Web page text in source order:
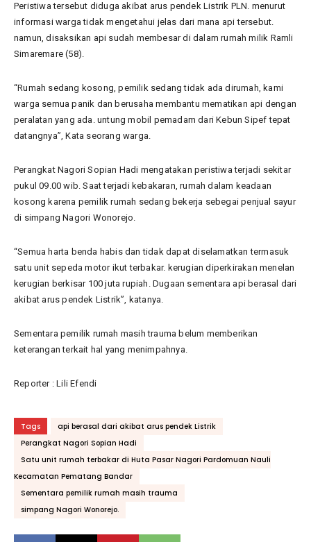
Peristiwa tersebut diduga akibat arus pendek Listrik PLN. menurut
informasi warga tidak mengetahui jelas dari mana api tersebut.
namun, disaksikan api sudah membesar di dalam rumah milik Ramli
Simaremare (58).
“Rumah sedang kosong, pemilik sedang tidak ada dirumah, kami
warga semua panik dan berusaha membantu mematikan api dengan
peralatan yang ada. untung mobil pemadam dari Kebun Sipef tepat
datangnya”, Kata seorang warga.
Perangkat Nagori Sopian Hadi mengatakan peristiwa terjadi sekitar
pukul 09.00 wib. Saat terjadi kebakaran, rumah dalam keadaan
kosong karena pemilik rumah sedang bekerja sebegai penjual sayur
di simpang Nagori Wonorejo.
“Semua harta benda habis dan tidak dapat diselamatkan termasuk
satu unit sepeda motor ikut terbakar. kerugian diperkirakan menelan
kerugian berkisar 100 juta rupiah. Dugaan sementara api berasal dari
akibat arus pendek Listrik”, katanya.
Sementara pemilik rumah masih trauma belum memberikan
keterangan terkait hal yang menimpahnya.
Reporter : Lili Efendi
Tags
api berasal dari akibat arus pendek Listrik
Perangkat Nagori Sopian Hadi
Satu unit rumah terbakar di Huta Pasar Nagori Pardomuan Nauli
Kecamatan Pematang Bandar
Sementara pemilik rumah masih trauma
simpang Nagori Wonorejo.